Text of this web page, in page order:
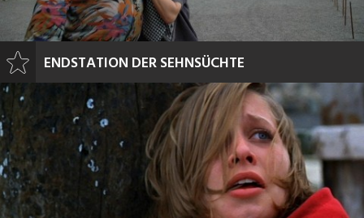
ENDSTATION DER SEHNSÜCHTE